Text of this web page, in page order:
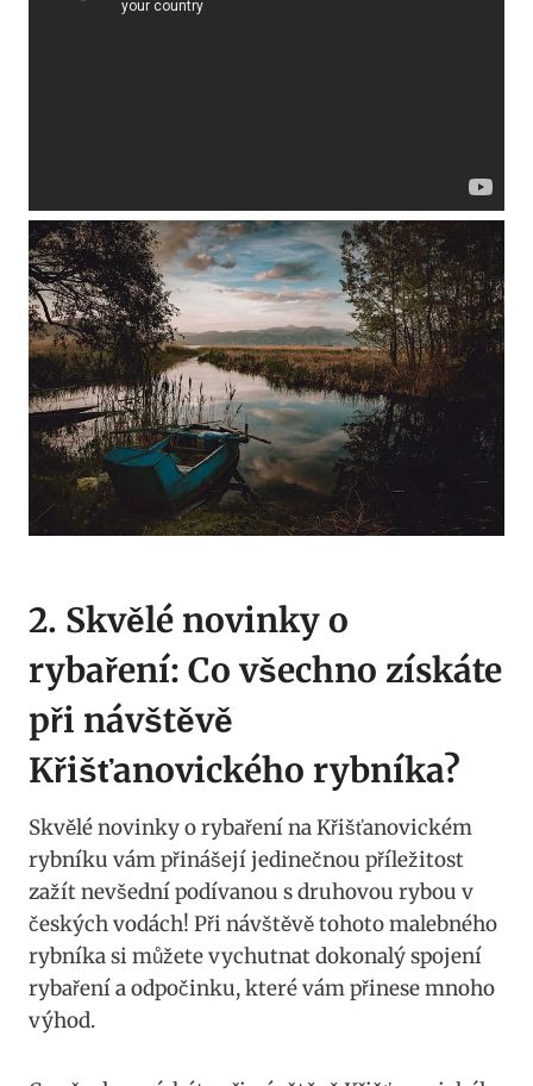
2. Skvělé novinky o
rybaření: Co všechno získáte
při návštěvě
Křišťanovického rybníka?
Skvělé novinky o rybaření na Křišťanovickém
rybníku vám přinášejí jedinečnou příležitost
zažít nevšední podívanou s druhovou rybou v
českých vodách! Při návštěvě tohoto malebného
rybníka si můžete vychutnat dokonalý spojení
rybaření a odpočinku, které vám přinese mnoho
výhod.